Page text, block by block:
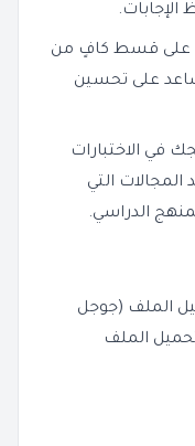
على قسط كافٍ من
على تحسين
في الاختبارات
التي
الدراسي.
الملف (جوجل
الملف